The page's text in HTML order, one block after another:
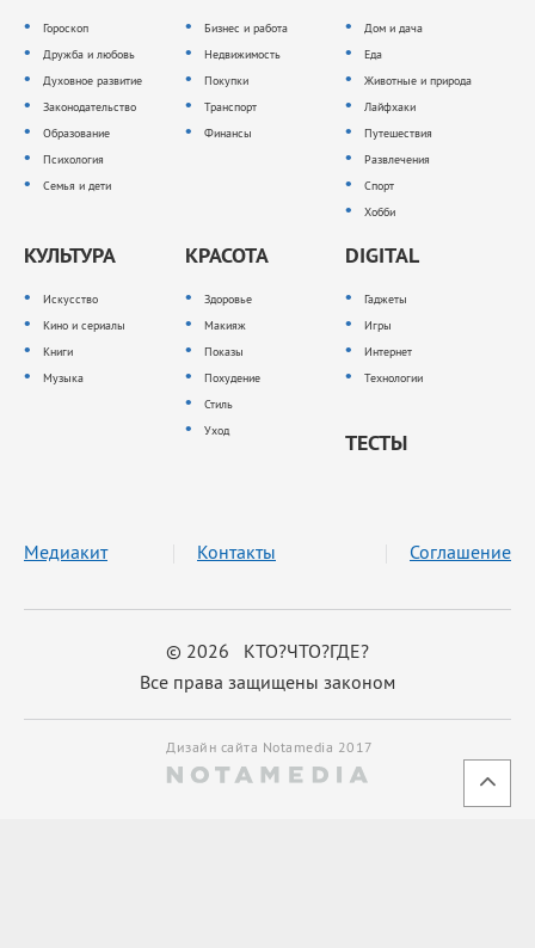
Гороскоп
Дружба и любовь
Духовное развитие
Законодательство
Образование
Психология
Семья и дети
Бизнес и работа
Недвижимость
Покупки
Транспорт
Финансы
Дом и дача
Еда
Животные и природа
Лайфхаки
Путешествия
Развлечения
Спорт
Хобби
КУЛЬТУРА
Искусство
Кино и сериалы
Книги
Музыка
КРАСОТА
Здоровье
Макияж
Показы
Похудение
Стиль
Уход
DIGITAL
Гаджеты
Игры
Интернет
Технологии
ТЕСТЫ
© 2026 КТО?ЧТО?ГДЕ?
Все права защищены законом
Медиакит Контакты Соглашение
Дизайн сайта Notamedia 2017